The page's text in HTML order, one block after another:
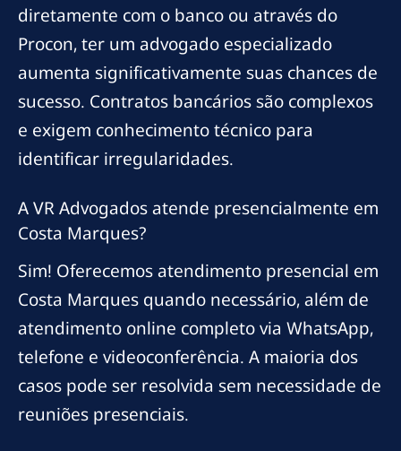
diretamente com o banco ou através do
Procon, ter um advogado especializado
aumenta significativamente suas chances de
sucesso. Contratos bancários são complexos
e exigem conhecimento técnico para
identificar irregularidades.
A VR Advogados atende presencialmente em
Costa Marques?
Sim! Oferecemos atendimento presencial em
Costa Marques quando necessário, além de
atendimento online completo via WhatsApp,
telefone e videoconferência. A maioria dos
casos pode ser resolvida sem necessidade de
reuniões presenciais.